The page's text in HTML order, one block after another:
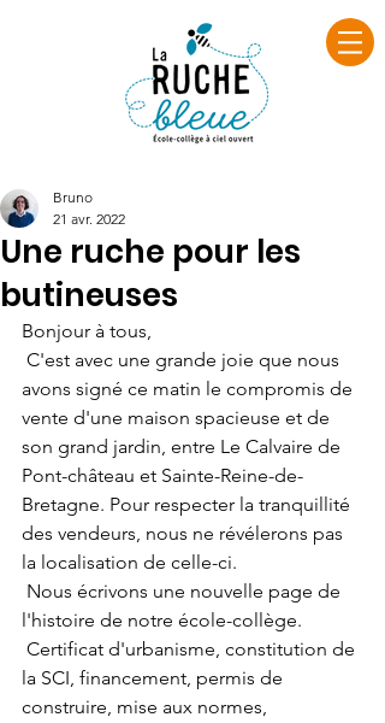
Une ruche pour les
butineuses
Bruno
21 avr. 2022
Bonjour à tous,
avons signé ce matin le compromis de
vente d'une maison spacieuse et de
son grand jardin, entre Le Calvaire de
Pont-château et Sainte-Reine-de-
Bretagne. Pour respecter la tranquillité
des vendeurs, nous ne révélerons pas
la localisation de celle-ci.
l'histoire de notre école-collège.
la SCI, financement, permis de
construire, mise aux normes,